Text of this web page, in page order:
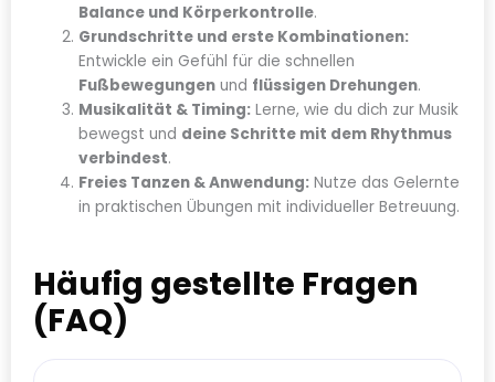
Balance und Körperkontrolle.
Grundschritte und erste Kombinationen:
Entwickle ein Gefühl für die schnellen
Fußbewegungen und flüssigen Drehungen.
Musikalität & Timing: Lerne, wie du dich zur Musik
bewegst und deine Schritte mit dem Rhythmus
verbindest.
Freies Tanzen & Anwendung: Nutze das Gelernte
in praktischen Übungen mit individueller Betreuung.
Häufig gestellte Fragen
(FAQ)